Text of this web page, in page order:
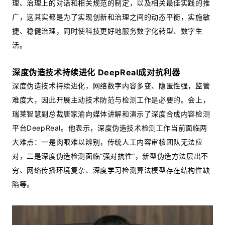
理、治理上的对话和相关规范的制定，以及相关最佳实践的推
广，这其实都是为了实现创新和治理之间的动态平衡，实施敏
捷、稳健治理，同时使科技更好地服务数字化转型、数字生
活。
深度伪造技术持续进化 DeepReal成对抗利器
深度伪造技术持续进化，网络数字内容多变、隐匿性强，监管
难度大，因此开展主动技术防范与检测工作是必要的。会上，
瑞莱智慧副总裁唐家渝向媒体讲解和演示了深度合成内容检测
平台DeepReal。他表示，深度伪造技术检测工作当前面临两
大难点：一是肉眼难以辨别，传统人工内容审核团队无法应
对，二是深度伪造检测面临“强对抗性”，新型伪造方法层出不
穷、网络传播环境复杂、深度学习检测算法模型存在结构性缺
陷等。